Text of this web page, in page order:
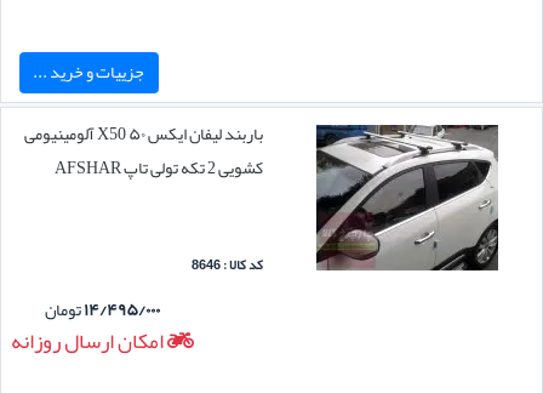
جزییات و خرید ...
باربند لیفان ایکس ۵۰ X50 آلومینیومی
کشویی 2 تکه تولی تاپ AFSHAR
کد کالا : 8646
۱۴/۴۹۵/۰۰۰تومان
امکان ارسال روزانه